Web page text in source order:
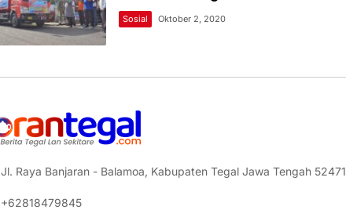
Sosial Oktober 2, 2020
Jl. Raya Banjaran - Balamoa, Kabupaten Tegal Jawa Tengah 52471
+62818479845